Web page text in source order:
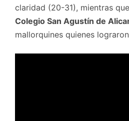
claridad (20-31), mientras
Colegio San Agustín de
mallorquines quienes